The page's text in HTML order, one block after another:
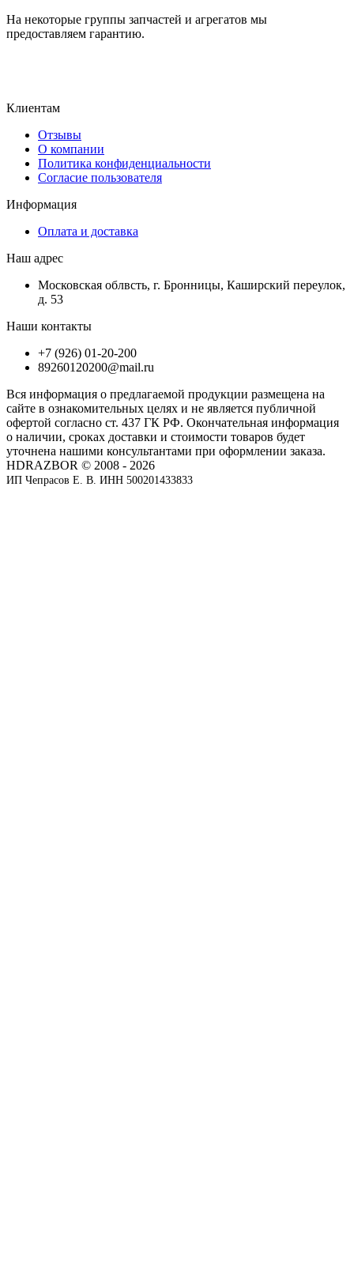
На некоторые группы запчастей и агрегатов мы
предоставляем гарантию.
Клиентам
Отзывы
О компании
Политика конфиденциальности
Согласие пользователя
Информация
Оплата и доставка
Наш адрес
Московская облвсть, г. Бронницы, Каширский переулок,
д. 53
Наши контакты
+7 (926) 01-20-200
89260120200@mail.ru
Вся информация о предлагаемой продукции размещена на
сайте в ознакомительных целях и не является публичной
офертой согласно ст. 437 ГК РФ. Окончательная информация
о наличии, сроках доставки и стоимости товаров будет
уточнена нашими консультантами при оформлении заказа.
HDRAZBOR © 2008 - 2026
ИП Чепрасов Е. В. ИНН 500201433833